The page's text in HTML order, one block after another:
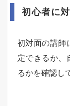
初心者に
初対面の講師
定できるか、
るかを確認し